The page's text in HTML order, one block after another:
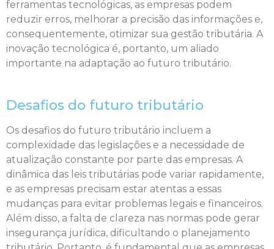
ferramentas tecnológicas, as empresas podem
reduzir erros, melhorar a precisão das informações e,
consequentemente, otimizar sua gestão tributária. A
inovação tecnológica é, portanto, um aliado
importante na adaptação ao futuro tributário.
Desafios do futuro tributário
Os desafios do futuro tributário incluem a
complexidade das legislações e a necessidade de
atualização constante por parte das empresas. A
dinâmica das leis tributárias pode variar rapidamente,
e as empresas precisam estar atentas a essas
mudanças para evitar problemas legais e financeiros.
Além disso, a falta de clareza nas normas pode gerar
insegurança jurídica, dificultando o planejamento